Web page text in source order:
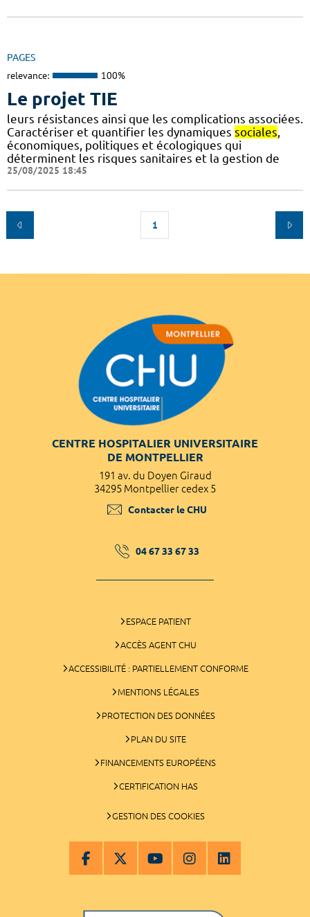
PAGES
relevance: 100%
Le projet TIE
leurs résistances ainsi que les complications associées.
Caractériser et quantifier les dynamiques sociales
économiques, politiques et écologiques qui
déterminent les risques sanitaires et la gestion de
25/08/2025 18:45
1
CENTRE HOSPITALIER UNIVERSITAIRE
DE MONTPELLIER
191 av. du Doyen Giraud
34295 Montpellier cedex 5
Contacter le CHU
04 67 33 67 33
ESPACE PATIENT
ACCÈS AGENT CHU
ACCESSIBILITÉ : PARTIELLEMENT CONFORME
MENTIONS LÉGALES
PROTECTION DES DONNÉES
PLAN DU SITE
FINANCEMENTS EUROPÉENS
CERTIFICATION HAS
GESTION DES COOKIES